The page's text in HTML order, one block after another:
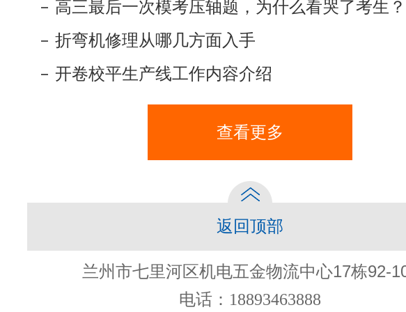
高三最后一次模考压轴题，为什么看哭了考生？
折弯机修理从哪几方面入手
开卷校平生产线工作内容介绍
查看更多
返回顶部
兰州市七里河区机电五金物流中心17栋92-
电话：18893463888